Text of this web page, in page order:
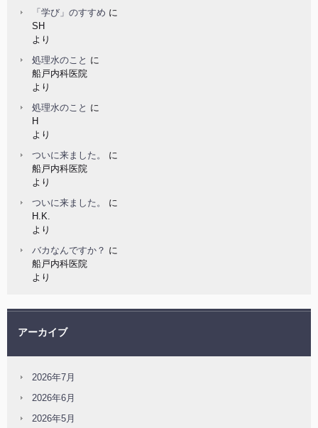
「学び」のすすめ に
SH
より
処理水のこと に
船戸内科医院
より
処理水のこと に
H
より
ついに来ました。
に
船戸内科医院
より
ついに来ました。
に
H.K.
より
バカなんですか？ に
船戸内科医院
より
アーカイブ
2026年7月
2026年6月
2026年5月